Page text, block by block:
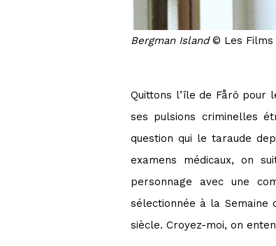
Bergman Island© Les Films
Quittons l’île de Fårö pour
ses pulsions criminelles
question qui le taraude
examens médicaux, on
personnage avec une
sélectionnée à la Semaine
siècle. Croyez-moi, on